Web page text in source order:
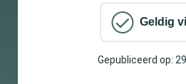
Geldig
Gepubliceerd op: